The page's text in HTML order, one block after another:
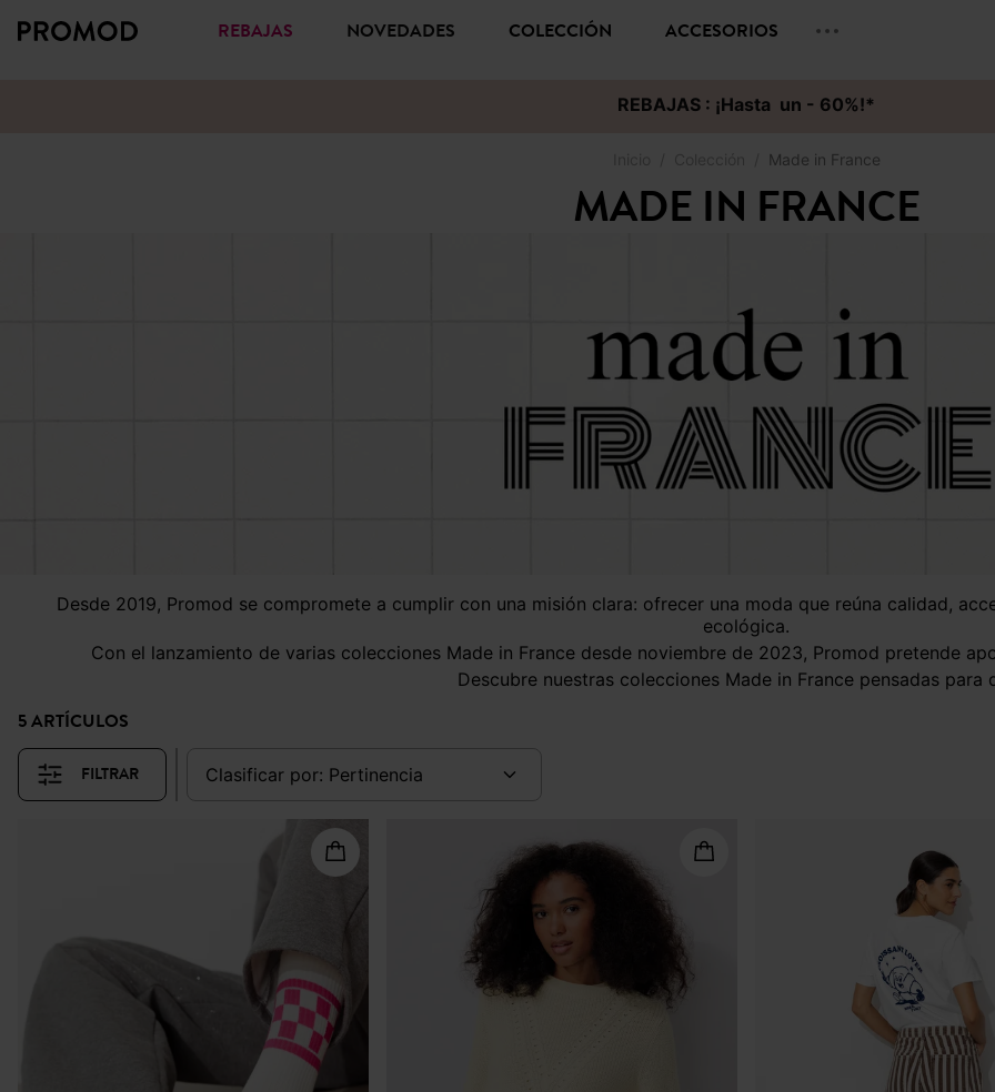
REBAJAS NOVEDADES COLECCIÓN ACCESORIOS
REBAJAS : ¡Hasta un - 60%!*
Made in France
MADE IN FRANCE
Desde 2019, Promod se compromete a cumplir con una misión clara: ofrecer una moda que reúna calidad, accesibilidad y atractivo reduciendo al máximo su huella
ecológica.
Con el lanzamiento de varias colecciones Made in France desde noviembre de 2023, Promod pretende
Descubre nuestras colecciones Made in France pensadas para
5 ARTÍCULOS
FILTRAR clasificar por: pertinencia